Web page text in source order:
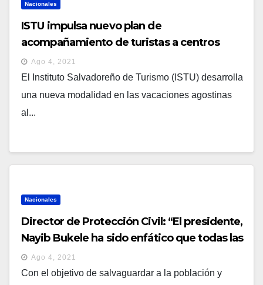
Nacionales
ISTU impulsa nuevo plan de
acompañamiento de turistas a centros
recreativos
Ago 4, 2021
El Instituto Salvadoreño de Turismo (ISTU) desarrolla
una nueva modalidad en las vacaciones agostinas
al...
Nacionales
Director de Protección Civil: “El presidente,
Nayib Bukele ha sido enfático que todas las
instituciones del Sistema de Protección
Civil trabajen 24/7”
Ago 4, 2021
Con el objetivo de salvaguardar a la población y